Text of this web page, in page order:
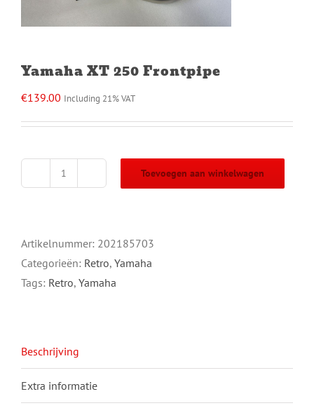
Yamaha XT 250 Frontpipe
€139.00 Including 21% VAT
Frontpipe
aantal
Toevoegen aan winkelwagen
Artikelnummer: 202185703
Categorieën: Retro, Yamaha
Tags: Retro, Yamaha
Beschrijving
Extra informatie